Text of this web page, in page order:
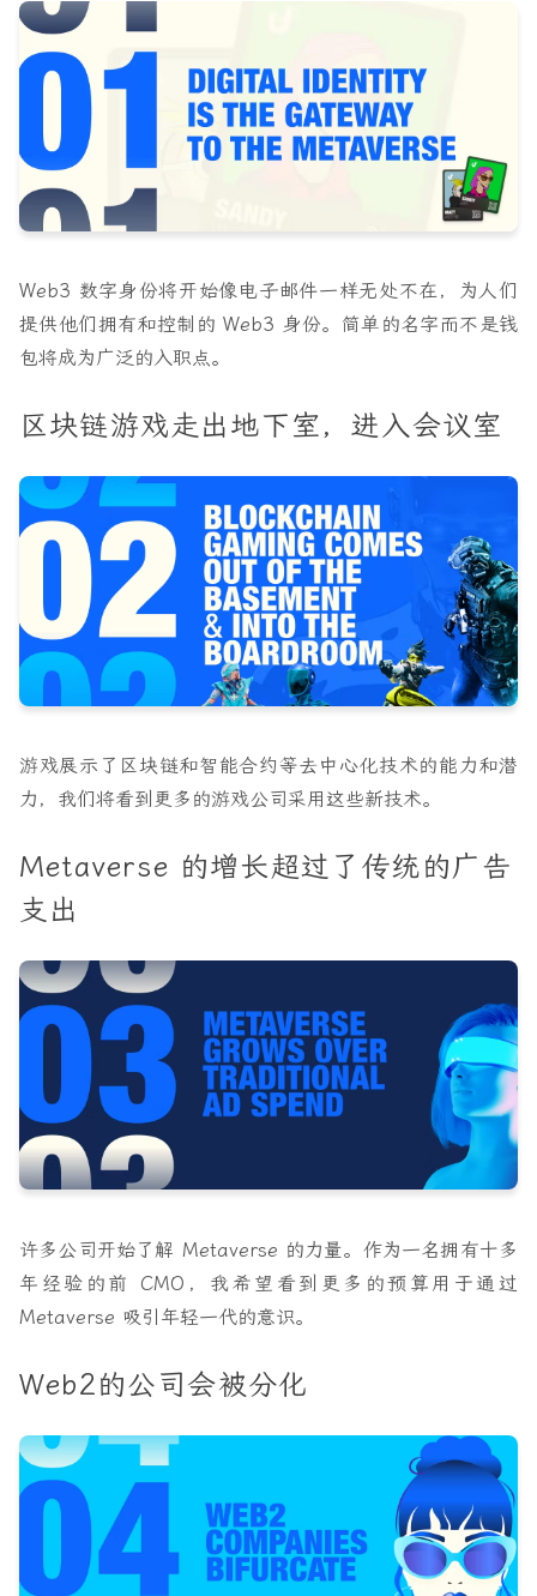
Web3 数字身份将开始像电子邮件一样无处不在，为人们
提供他们拥有和控制的 Web3 身份。简单的名字而不是钱
包将成为广泛的入职点。
区块链游戏走出地下室，进入会议室
游戏展示了区块链和智能合约等去中心化技术的能力和潜
力，我们将看到更多的游戏公司采用这些新技术。
Metaverse 的增长超过了传统的广告
支出
许多公司开始了解 Metaverse 的力量。作为一名拥有十多
年经验的前 CMO，我希望看到更多的预算用于通过
Metaverse 吸引年轻一代的意识。
Web2的公司会被分化